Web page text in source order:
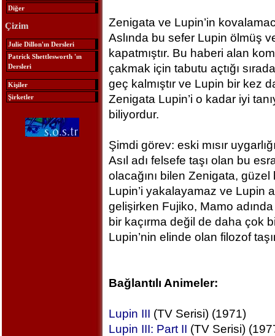
Diğer
Çizim
Julie Dillon'ın Dersleri
Patrick Shettlesworth 'ın
Dersleri
Kişiler
Şirketler
Zenigata ve Lupin’in
Aslında bu sefer Lupin ölmüş
kapatmıştır. Bu haberi alan
çakmak için tabutu açtığı
geç kalmıştır ve Lupin bir kez
Zenigata Lupin’i o kadar iyi
biliyordur.
Şimdi görev: eski mısır
Asıl adı felsefe taşı olan bu
olacağını bilen Zenigata, güzel
Lupin’i yakalayamaz ve Lupin
gelişirken Fujiko, Mamo adında
bir kaçırma değil de daha çok
Lupin’nin elinde olan filozof
Bağlantılı Animeler:
Lupin III (TV Serisi) (1971)
Lupin III: Part II (TV Serisi)